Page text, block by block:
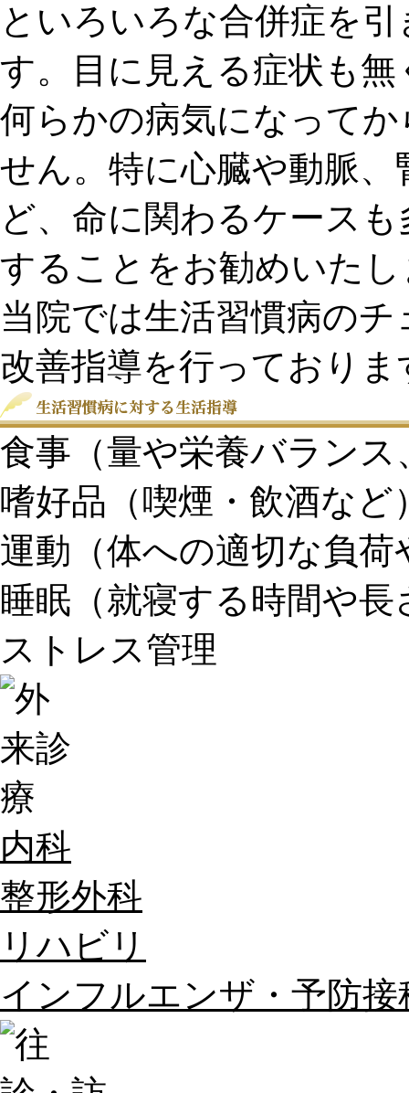
といろいろな合併症を
す。目に見える症状も
何らかの病気になって
せん。特に心臓や動脈
ど、命に関わるケース
することをお勧めいた
当院では生活習慣病の
改善指導を行っておりま
食事（量や栄養バラン
嗜好品（喫煙・飲酒など
運動（体への適切な負
睡眠（就寝する時間や長
ストレス管理
内科
整形外科
リハビリ
インフルエンザ・予防接